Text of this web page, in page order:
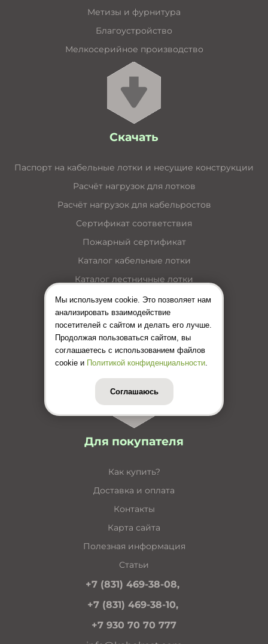
Метизы и фурнитура
Благоустройство
Мелкосерийное производство
Скачать
Паспорт на кабельные лотки и несущие конструкции
Расчёт нагрузок для лотков
Расчёт нагрузок для кабельростов
Сертификат соответствия
Пожарный сертификат
Каталог кабельные лотки
Каталог лестничные лотки
Каталог кабельные короба
Каталог несущие конструкции
Инструкция по монтажу лотков
Цены (Прайс-лист)
Для покупателя
Как купить?
Доставка и оплата
Контакты
Карта сайта
Полезная информация
Статьи
+7 (831) 469-38-08,
+7 (831) 469-38-10,
+7 930 70 70 777
Мы используем cookie. Это позволяет нам
анализировать взаимодействие
посетителей с сайтом и делать его лучше.
Продолжая пользоваться сайтом, вы
соглашаетесь с использованием файлов
cookie и Политикой конфиденциальности.
Соглашаюсь